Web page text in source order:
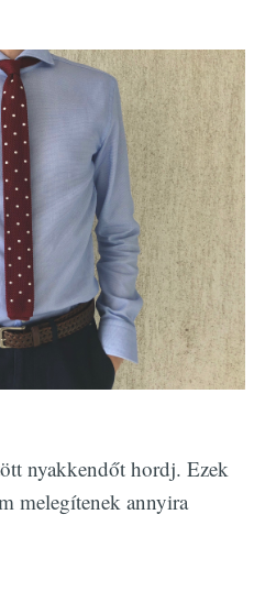
nyakkendőt hordj. Ezek
melegítenek annyira